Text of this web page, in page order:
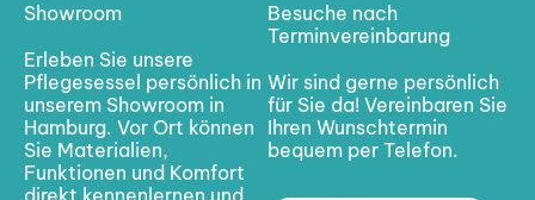
Showroom
Erleben Sie unsere
Pflegesessel persönlich in
unserem Showroom in
Hamburg. Vor Ort können
Sie Materialien,
Funktionen und Komfort
Besuche nach
Terminvereinbarung
Wir sind gerne persönlich
für Sie da! Vereinbaren Sie
Ihren Wunschtermin
bequem per Telefon.